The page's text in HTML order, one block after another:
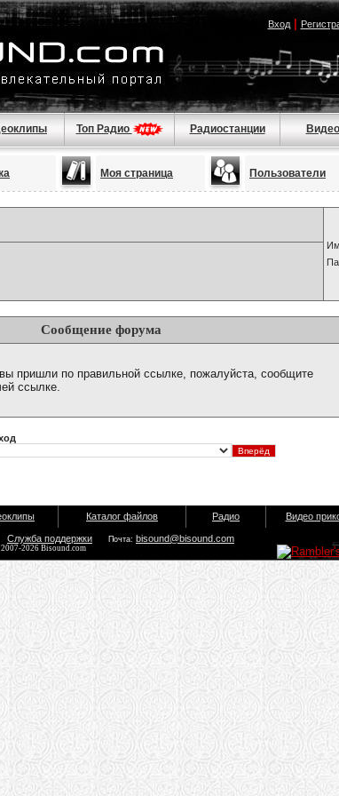
Вход|
Топ Радио Радиостанции
Моя страница Пользователи
Сообщение форума
пришли по правильной ссылке, пожалуйста, сообщите
ссылке.
Каталог файлов Радио Видео
Служба поддержки Почта: bisound@bisound.com
2026 Bisound.com